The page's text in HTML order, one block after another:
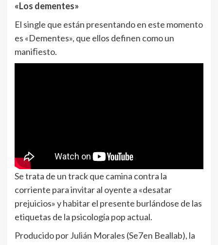
«Los dementes»
El single que están presentando en este momento
es «Dementes», que ellos definen como un
maniﬁesto.
Se trata de un track que camina contra la
corriente para invitar al oyente a «desatar
prejuicios» y habitar el presente burlándose de las
etiquetas de la psicología pop actual.
Producido por Julián Morales (Se7en Beallab), la